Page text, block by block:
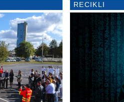
RECIKLI